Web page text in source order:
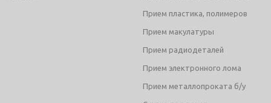
Прием пластика, полимеров
Прием макулатуры
Прием радиодеталей
Прием электронного лома
Прием металлопроката б/у